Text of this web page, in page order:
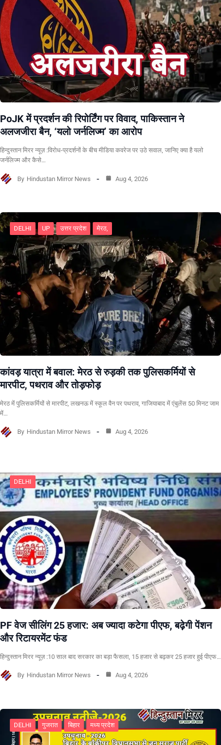
PoJK में प्रदर्शन की रिपोर्टिंग पर विवाद, पाकिस्तान ने
अलजजीरा बैन, ‘यलो जर्नलिज्म’ का आरोप
हिन्दुस्तान मिरर न्यूज़ :विरोध-प्रदर्शनों के बीच मीडिया कवरेज पर उठे सवाल, जानिए क्या है यलो
जर्नलिज्म और कैसे…
By Hindustan Mirror News Aug 4, 2026
DELHI UP उत्तर प्रदेश मेरठ,
कांवड़ यात्रा में बवाल: मेरठ से रुड़की तक पुलिसकर्मियों से
मारपीट, पथराव और तोड़फोड़
मेरठ में पुलिसकर्मियों से मारपीट, लखनऊ में स्कूल वैन पर पथराव, गाजियाबाद में एंबुलेंस 50 मिनट जाम
में…
By Hindustan Mirror News Aug 4, 2026
DELHI
PF वेज सीलिंग 25 हजार: अब ज्यादा कटेगा पीएफ, बढ़ेगी पेंशन
और रिटायरमेंट फंड
हिन्दुस्तान मिरर न्यूज़ :10 साल बाद सरकार का बड़ा फैसला, 15 हजार से बढ़कर 25 हजार हुई पीएफ…
By Hindustan Mirror News Aug 4, 2026
DELHI गुजरात बिहार मध्य प्रदेश